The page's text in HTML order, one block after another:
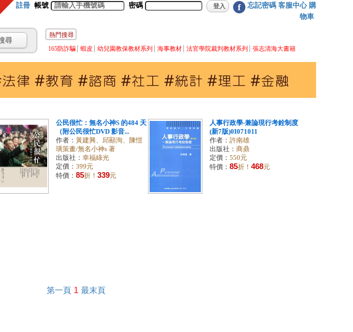
註冊 帳號 密碼 f 忘記密碼 客服中心 購
物車
熱門搜尋
165防詐騙
蝦皮 幼兒園教保教材系列 海事教材 法官學院裁判教材系列 張志清海大書籍
公民很忙：無名小神S 的484 天
（附公民很忙DVD 影音...
作者： 黃建興、邱顯洵、陳愷
璜策畫/無名小神s 著
出版社： 幸福綠光
定價： 399元
特價： 85折！ 339元
人事行政學-兼論現行考銓制度
(新7版)0I071011
作者： 許南雄
出版社： 商鼎
定價： 550元
特價： 85折！ 468元
第一頁 1 最末頁